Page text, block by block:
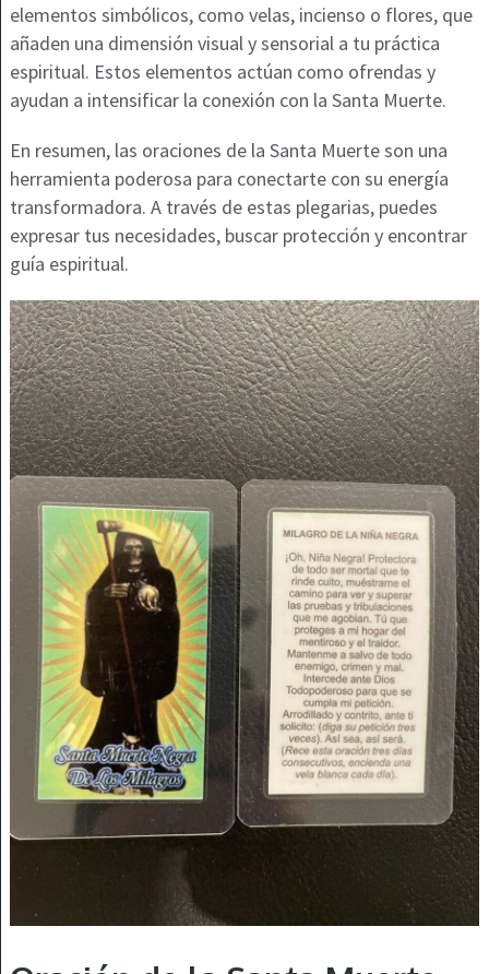
elementos simbólicos, como velas, incienso o flores, que
añaden una dimensión visual y sensorial a tu práctica
espiritual. Estos elementos actúan como ofrendas y
ayudan a intensificar la conexión con la Santa Muerte.
En resumen, las oraciones de la Santa Muerte son una
herramienta poderosa para conectarte con su energía
transformadora. A través de estas plegarias, puedes
expresar tus necesidades, buscar protección y encontrar
guía espiritual.